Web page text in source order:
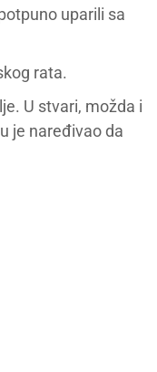
uparili sa
rata.
U stvari, možda i
je naređivao da